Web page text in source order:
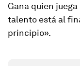
Gana quien
talento está al
principio».